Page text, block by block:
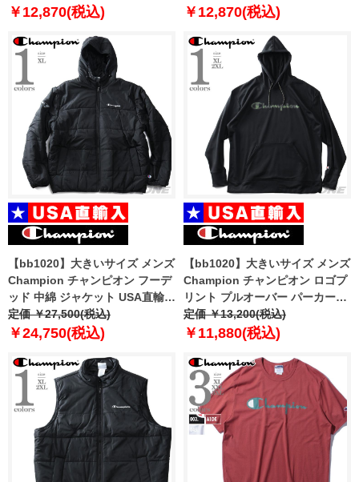
￥12,870(税込) ￥12,870(税込)
【bb1020】大きいサイズ メンズ
Champion チャンピオン フーデ
ッド 中綿 ジャケット USA直輸入
v74728-586n6a
定価 ￥27,500(税込)
￥24,750(税込)
【bb1020】大きいサイズ メンズ
Champion チャンピオン ロゴプ
リント プルオーバー パーカー
USA直輸入 s9441pg586mda
定価 ￥13,200(税込)
￥11,880(税込)